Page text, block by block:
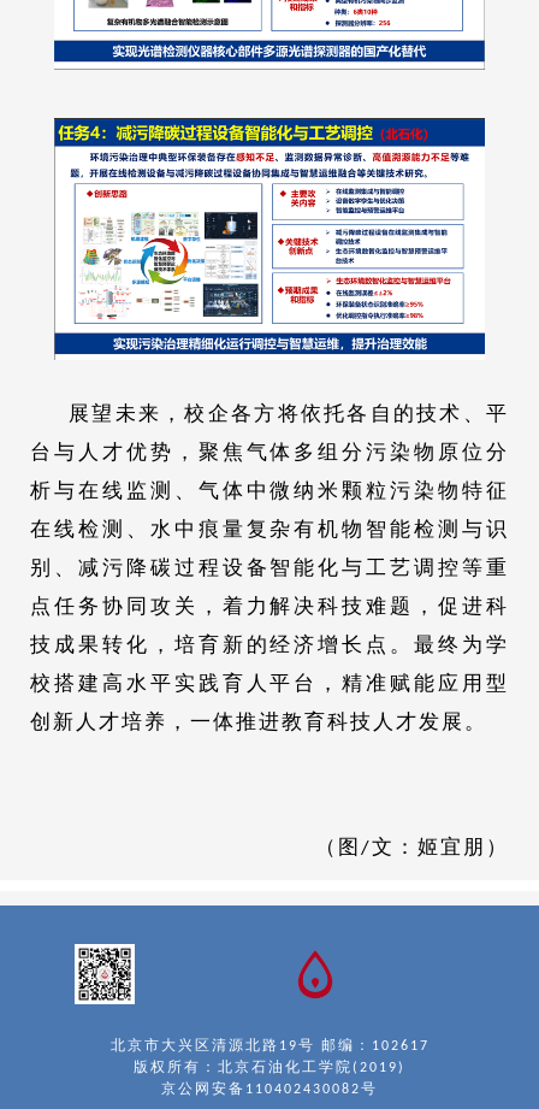
展望未来，校企各方将依托各自的技术、平
台与人才优势，聚焦气体多组分污染物原位分
析与在线监测、气体中微纳米颗粒污染物特征
在线检测、水中痕量复杂有机物智能检测与识
别、减污降碳过程设备智能化与工艺调控等重
点任务协同攻关，着力解决科技难题，促进科
技成果转化，培育新的经济增长点。最终为学
校搭建高水平实践育人平台，精准赋能应用型
创新人才培养，一体推进教育科技人才发展。
（图/文：姬宜朋）
北京市大兴区清源北路19号 邮编：102617
版权所有：北京石油化工学院(2019)
京公网安备110402430082号